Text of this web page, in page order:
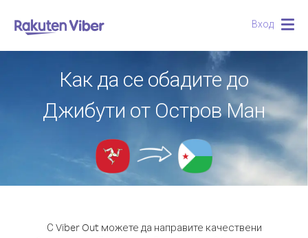
Вход
Как да се обадите до
Джибути от Остров Ман
С Viber Out можете да направите качествени